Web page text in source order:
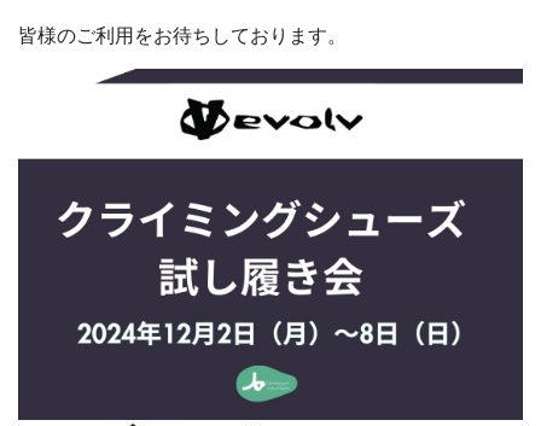
皆様のご利用をお待ちしております。